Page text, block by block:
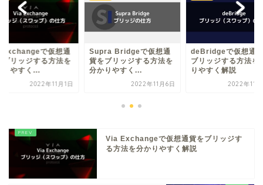
で仮想通
ブリッジする方法を
りやすく...
2022年11月1日
Supra Bridgeで仮想通
貨をブリッジする方法を
分かりやすく...
2022年11月6日
deBridgeで仮想通
ブリッジする方法を
りやすく解説
2022年11
Via Exchangeで仮想通貨をブリッジす
る方法を分かりやすく解説